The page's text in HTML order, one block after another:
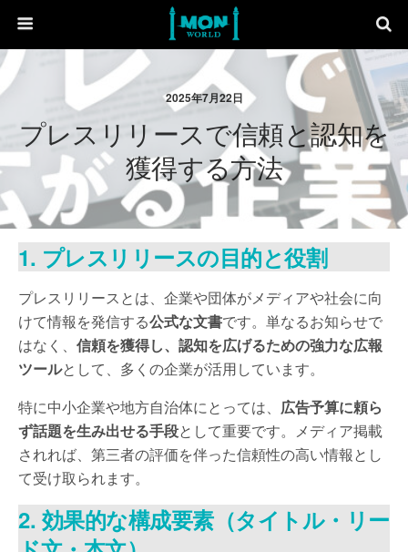
2025年7月22日
プレスリリースで信頼と認知を
獲得する方法
1. プレスリリースの目的と役割
プレスリリースとは、企業や団体がメディアや社会に向
けて情報を発信する公式な文書です。単なるお知らせで
はなく、 信頼を獲得し、認知を広げるための強力な広報
ツールとして、多くの企業が活用しています。
特に中小企業や地方自治体にとっては、 広告予算に頼ら
ず話題を生み出せる手段として重要です。メディア掲載
されれば、第三者の評価を伴った信頼性の高い情報とし
て受け取られます。
2. 効果的な構成要素（タイトル・リー